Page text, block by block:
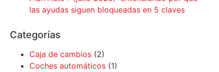
las ayudas siguen bloqueadas en 5 claves
Categorías
Caja de cambios (2)
Coches automáticos (1)